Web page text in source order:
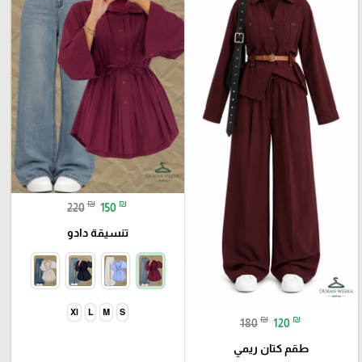
180 ₪ 120 ₪
طقم كتان ريمي
220 ₪ 150 ₪
تنسيقة دادو
S
M
L
Xl